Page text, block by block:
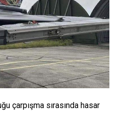
çarpışma sırasında hasar